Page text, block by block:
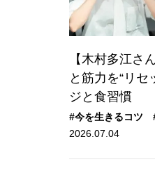
【木村多江さ
と筋力を“リセ
ジと食習慣
#今を生きるコツ
2026.07.04